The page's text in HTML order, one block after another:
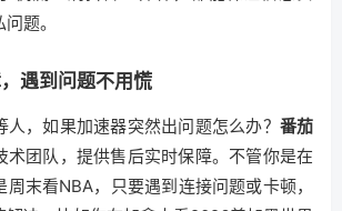
题。
遇到问题不用慌
，如果加速器突然出问题怎么办？ 番茄
术团队，提供售后实时保障。不管你是在
末看NBA，只要遇到连接问题或卡顿，